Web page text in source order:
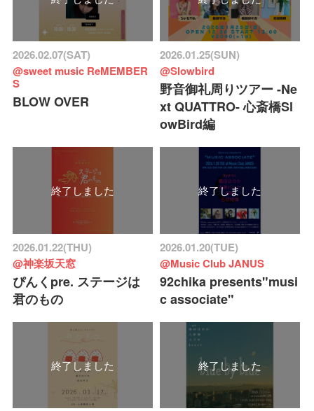
2026.02.07(SAT)
@sweet music ReMEMBER
S
BLOW OVER
2026.01.25(SUN)
@Slowbird
野音御礼周りツアー -Ne
xt QUATTRO- 心斎橋Sl
owBird編
終了しました
2026.01.22(THU)
@神楽坂天窓
ぴんくpre. ステージは
君のもの
終了しました
2026.01.20(TUE)
@Music Club JANUS
92chika presents"musi
c associate"
終了しました 終了しました